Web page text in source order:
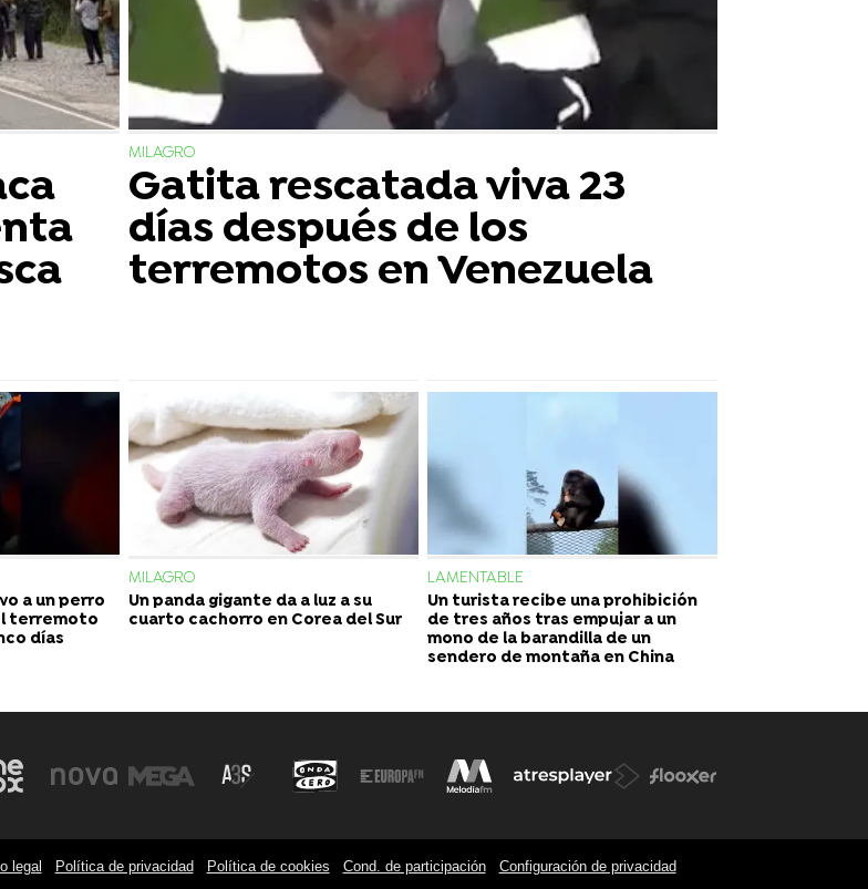
MILAGRO
Gatita rescatada viva 23
días después de los
terremotos en Venezuela
a un perro
terremoto
días
MILAGRO
Un panda gigante da a luz a su
cuarto cachorro en Corea del Sur
LAMENTABLE
Un turista recibe una prohibición
de tres años tras empujar a un
mono de la barandilla de un
sendero de montaña en China
legal Política de privacidad Política de cookies Cond. de participación Configuración de privacidad